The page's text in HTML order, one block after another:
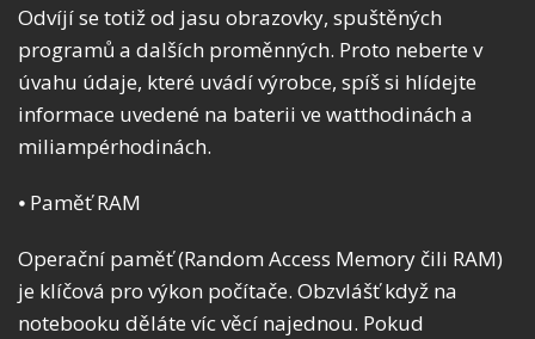
Odvíjí se totiž od jasu obrazovky, spuštěných
programů a dalších proměnných. Proto neberte v
úvahu údaje, které uvádí výrobce, spíš si hlídejte
informace uvedené na baterii ve watthodinách a
miliampérhodinách.
⦁ Paměť RAM
Operační paměť (Random Access Memory čili RAM)
je klíčová pro výkon počítače. Obzvlášť když na
notebooku děláte víc věcí najednou. Pokud